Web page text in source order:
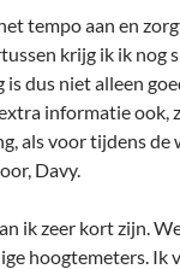
tempo aan en
krijg ik ik nog
is dus niet alleen
informatie ook,
als voor tijdens de
Davy.
ik zeer kort zijn.
hoogtemeters. Ik